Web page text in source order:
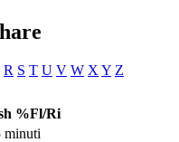
R S T U V W X Y Z
%Fl/Ri
minuti